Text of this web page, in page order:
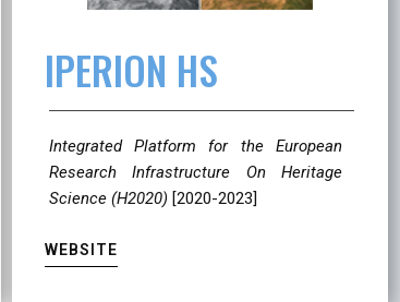
IPERION HS
Integrated Platform for the European
Research Infrastructure On Heritage
Science (H2020) [2020-2023]
WEBSITE